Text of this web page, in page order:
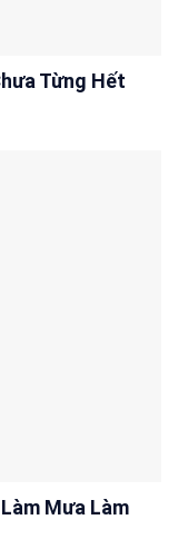
Từng Hết
Mưa Làm